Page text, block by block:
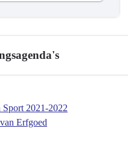
2021-2022
Erfgoed